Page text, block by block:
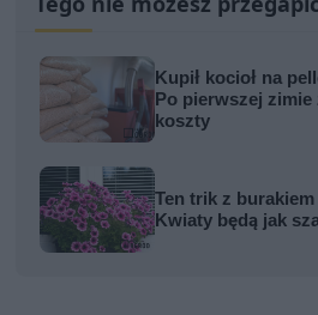
Kupił kocioł na
Po pierwszej zimie
koszty
Ten trik z
Kwiaty będą jak